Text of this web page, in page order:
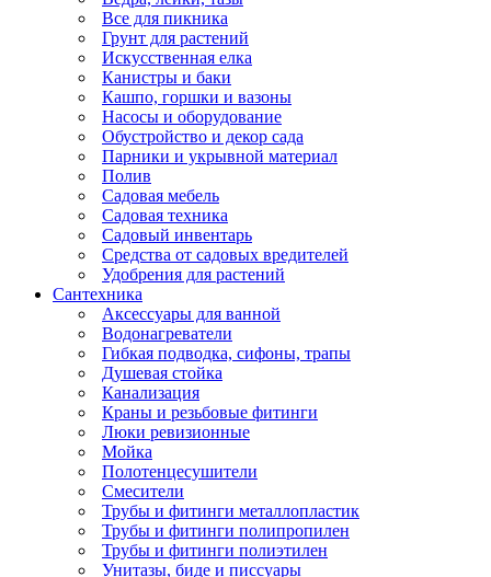
Все для пикника
Грунт для растений
Искусственная елка
Канистры и баки
Кашпо, горшки и вазоны
Насосы и оборудование
Обустройство и декор сада
Парники и укрывной материал
Полив
Садовая мебель
Садовая техника
Садовый инвентарь
Средства от садовых вредителей
Удобрения для растений
Сантехника
Аксессуары для ванной
Водонагреватели
Гибкая подводка, сифоны, трапы
Душевая стойка
Канализация
Краны и резьбовые фитинги
Люки ревизионные
Мойка
Полотенцесушители
Смесители
Трубы и фитинги металлопластик
Трубы и фитинги полипропилен
Трубы и фитинги полиэтилен
Унитазы, биде и писсуары